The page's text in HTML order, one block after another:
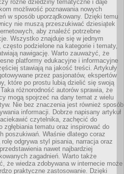
różne dziedziny tematyczne i daje
możliwość poznawania nowych
w sposób uporządkowany. Dzięki temu
nie muszą przeszukiwać dziesiątek
aby znaleźć potrzebne
Wszystko znajduje się w jednym
często podzielone na kategorie i tematy,
nawigację. Warto zauważyć, że
platformy edukacyjne i informacyjne
stawiają na jakość treści. Artykuły
przez pasjonatów, ekspertów
które po prostu lubią dzielić się swoją
różnorodność autorów sprawia, że
mogą spojrzeć na dany temat z wielu
Nie bez znaczenia jest również sposób
informacji. Dobrze napisany artykuł
czytelnika, zachęcić do
zgłębiania tematu oraz inspirować do
poszukiwań. Właśnie dlatego coraz
odgrywa styl pisania, narracja oraz
nawet najbardziej
zagadnień. Warto także
że wiedza zdobywana w internecie może
praktyczne zastosowanie. Dzięki